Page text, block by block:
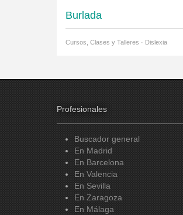
Burlada
Cursos, Clases y Talleres · Dislexia
Profesionales
Buscador general
En Madrid
En Barcelona
En Valencia
En Sevilla
En Zaragoza
En Málaga